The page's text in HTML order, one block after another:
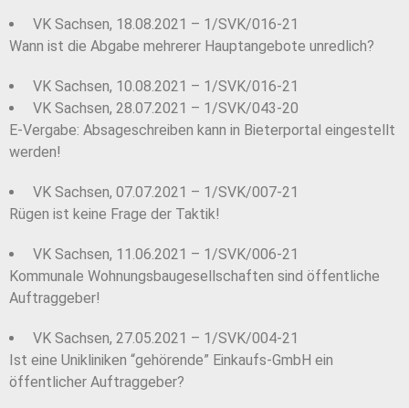
VK Sachsen, 18.08.2021 – 1/SVK/016-21
Wann ist die Abgabe mehrerer Hauptangebote unredlich?
VK Sachsen, 10.08.2021 – 1/SVK/016-21
VK Sachsen, 28.07.2021 – 1/SVK/043-20
E-Vergabe: Absageschreiben kann in Bieterportal eingestellt
werden!
VK Sachsen, 07.07.2021 – 1/SVK/007-21
Rügen ist keine Frage der Taktik!
VK Sachsen, 11.06.2021 – 1/SVK/006-21
Kommunale Wohnungsbaugesellschaften sind öffentliche
Auftraggeber!
VK Sachsen, 27.05.2021 – 1/SVK/004-21
Ist eine Unikliniken “gehörende” Einkaufs-GmbH ein
öffentlicher Auftraggeber?